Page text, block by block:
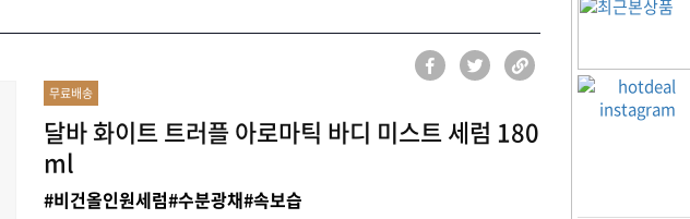
무료배송
달바 화이트 트러플 아로마틱 바디 미스트 세럼 180
ml
#비건올인원세럼#수분광채#속보습